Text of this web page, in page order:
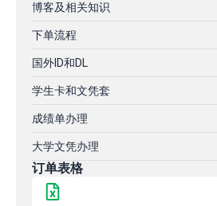
博客及相关知识
下单流程
国外ID和DL
学生卡和文凭套
成绩单办理
大学文凭办理
订单表格